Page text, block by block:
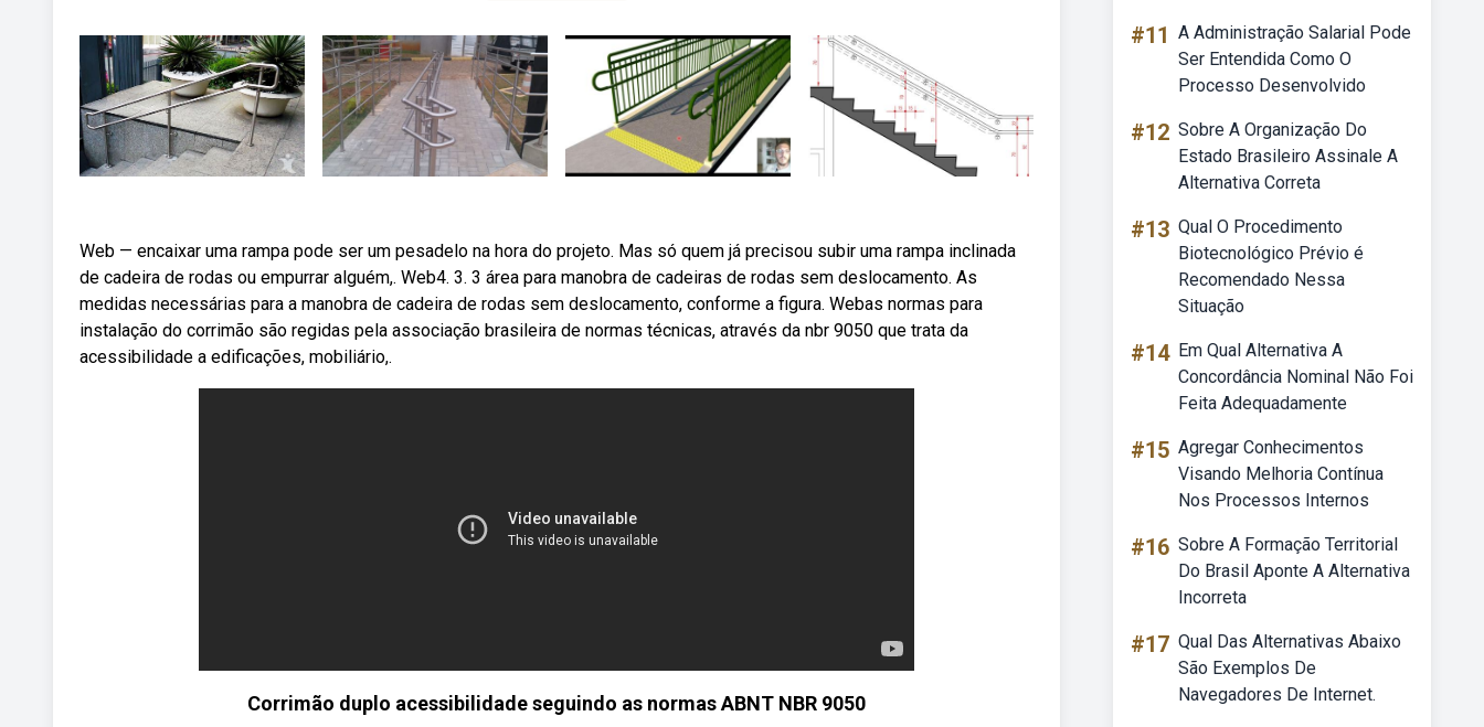
Web — encaixar uma rampa pode ser um pesadelo na hora do projeto. Mas só quem já precisou subir uma rampa inclinada
de cadeira de rodas ou empurrar alguém,. Web4. 3. 3 área para manobra de cadeiras de rodas sem deslocamento. As
medidas necessárias para a manobra de cadeira de rodas sem deslocamento, conforme a figura. Webas normas para
instalação do corrimão são regidas pela associação brasileira de normas técnicas, através da nbr 9050 que trata da
acessibilidade a edificações, mobiliário,.
Corrimão duplo acessibilidade seguindo as normas ABNT NBR 9050
#11 A Administração Salarial Pode
Ser Entendida Como O
Processo Desenvolvido
#12 Sobre A Organização Do
Estado Brasileiro Assinale A
Alternativa Correta
#13 Qual O Procedimento
Biotecnológico Prévio é
Recomendado Nessa
Situação
#14 Em Qual Alternativa A
Concordância Nominal Não Foi
Feita Adequadamente
#15 Agregar Conhecimentos
Visando Melhoria Contínua
Nos Processos Internos
#16 Sobre A Formação Territorial
Do Brasil Aponte A Alternativa
Incorreta
#17 Qual Das Alternativas Abaixo
São Exemplos De
Navegadores De Internet.